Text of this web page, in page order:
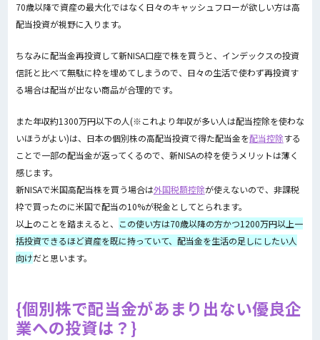
70歳以降で資産の最大化ではなく日々のキャッシュフローが欲しい方は高
配当投資が視野に入ります。
ちなみに配当金再投資して新NISA口座で株を買うと、インデックスの投資
信託と比べて無駄に枠を埋めてしまうので、日々の生活で使わず再投資す
る場合は配当が出ない商品が合理的です。
また年収約1300万円以下の人(※これより年収が多い人は配当控除を使わな
いほうがよい)は、日本の個別株の高配当投資で得た配当金を配当控除する
ことで一部の配当金が返ってくるので、新NISAの枠を使うメリットは薄く
感じます。
新NISAで米国高配当株を買う場合は外国税額控除が使えないので、非課税
枠で買ったのに米国で配当の10%が税金としてとられます。
以上のことを踏まえると、
この使い方は70歳以降の方かつ1200万円以上一
括投資できるほど資産を既に持っていて、配当金を生活の足しにしたい人
向けだと思います。
個別株で配当金があまり出ない優良企
業への投資は？